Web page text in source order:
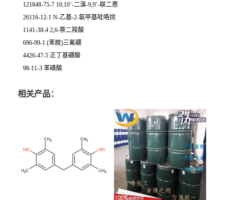
121848-75-7 10,10’-二溴-9,9’-联二蒽
26116-12-1 N-乙基-2-氨甲基吡咯烷
1141-38-4 2,6-萘二羧酸
696-99-1 (苯胺)三氟硼
4426-47-5 正丁基硼酸
98-11-3 苯磺酸
相关产品：